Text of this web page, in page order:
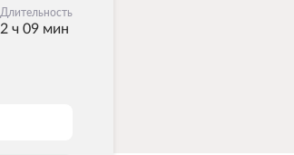
Длительность
2 ч 09 мин